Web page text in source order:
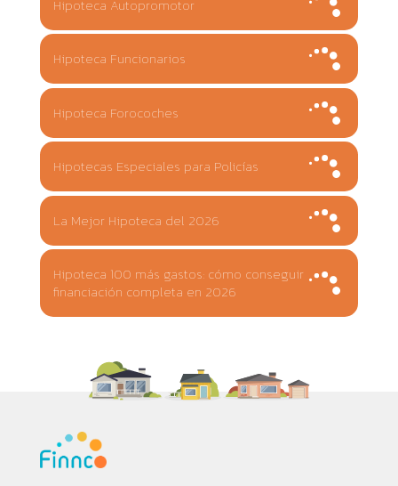
Hipoteca Autopromotor
Hipoteca Funcionarios
Hipoteca Forocoches
Hipotecas Especiales para Policías
La Mejor Hipoteca del 2026
Hipoteca 100 más gastos: cómo conseguir
financiación completa en 2026